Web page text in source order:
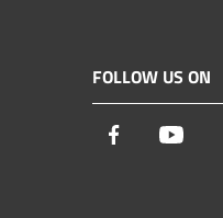
FOLLOW US ON
Facebook